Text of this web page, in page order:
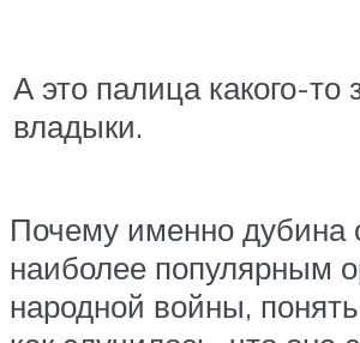
А это палица какого-то
владыки.
Почему именно дубина
наиболее популярным
народной войны,